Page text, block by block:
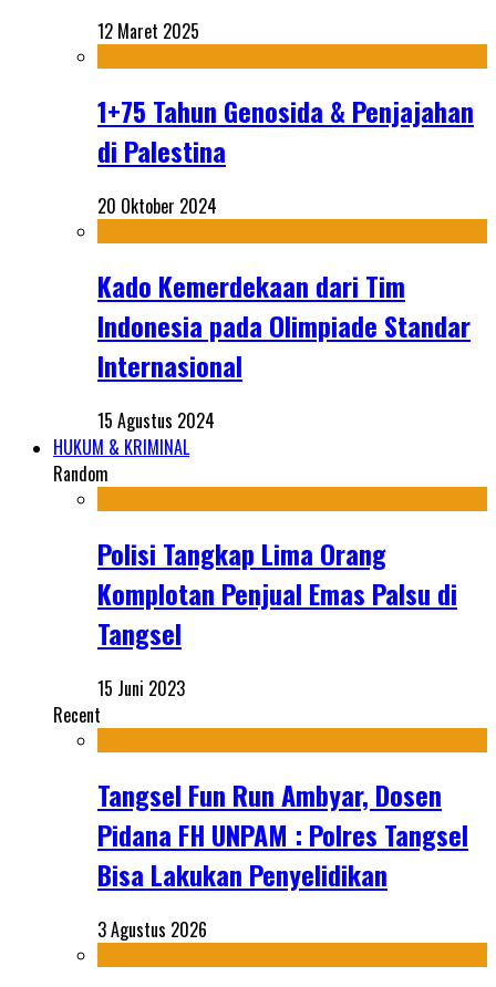
12 Maret 2025
1+75 Tahun Genosida & Penjajahan
di Palestina
20 Oktober 2024
Kado Kemerdekaan dari Tim
Indonesia pada Olimpiade Standar
Internasional
15 Agustus 2024
HUKUM & KRIMINAL
Random
Polisi Tangkap Lima Orang
Komplotan Penjual Emas Palsu di
Tangsel
15 Juni 2023
Recent
Tangsel Fun Run Ambyar, Dosen
Pidana FH UNPAM : Polres Tangsel
Bisa Lakukan Penyelidikan
3 Agustus 2026